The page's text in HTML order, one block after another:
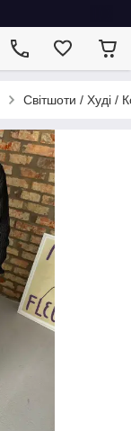
Світшоти / Худі /